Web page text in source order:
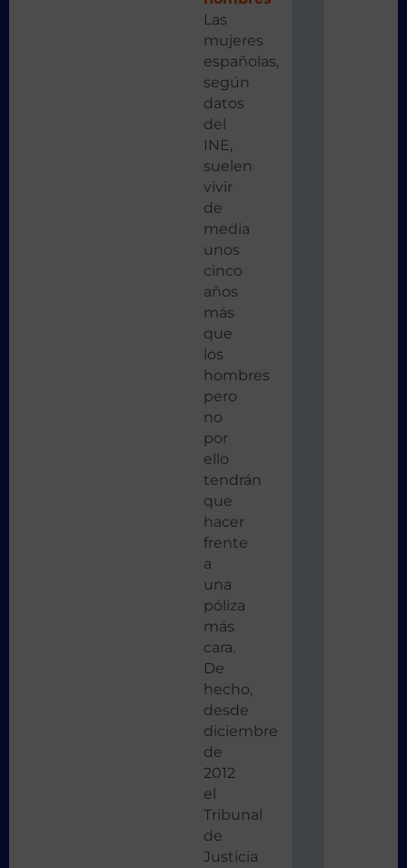
Las
mujeres
españolas,
según
datos
del
INE,
suelen
vivir
de
media
unos
cinco
años
más
que
los
hombres
pero
no
por
ello
tendrán
que
hacer
frente
a
una
póliza
más
cara.
De
hecho,
desde
diciembre
de
2012
el
Tribunal
de
Justicia